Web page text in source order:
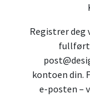
Registrer deg
kontoen din.
e-posten –